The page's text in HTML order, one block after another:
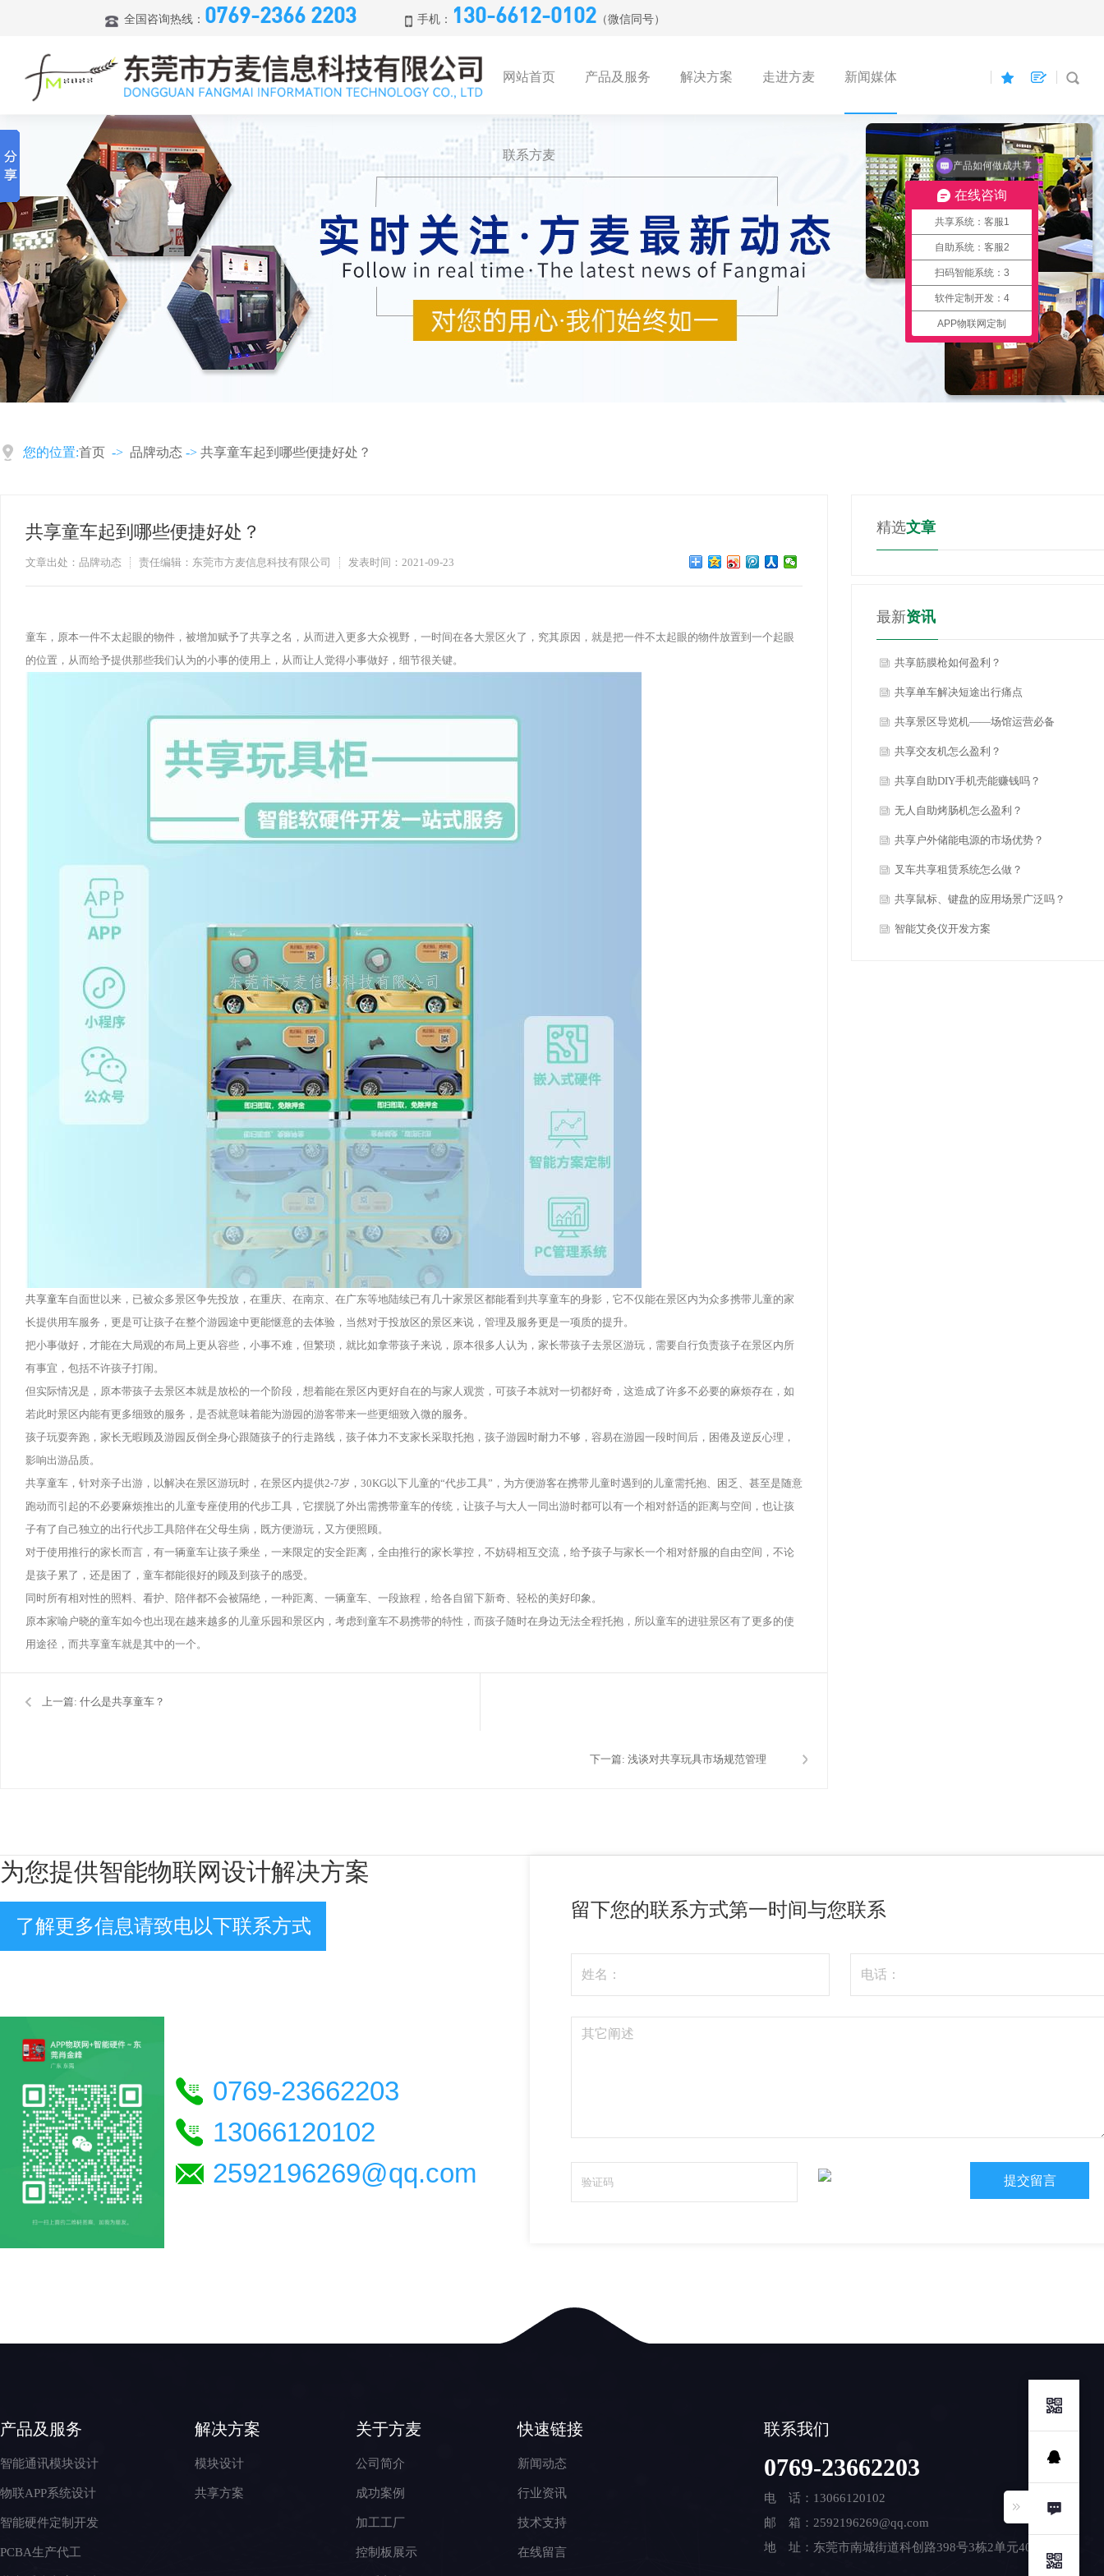
全国咨询热线： 0769-2366 2203 手机： 130-6612-0102 （微信同号）
网站首页 产品及服务 解决方案 走进方麦 新闻媒体
联系方麦
您的位置:首页 -> 品牌动态 -> 共享童车起到哪些便捷好处？
共享童车起到哪些便捷好处？
文章出处：品牌动态 责任编辑：东莞市方麦信息科技有限公司 发表时间：2021-09-23
童车，原本一件不太起眼的物件，被增加赋予了共享之名，从而进入更多大众视野，一时间在各大景区火了，究其原因，就是把一件不太起眼的物件放置到一个起眼
的位置，从而给予提供那些我们认为的小事的使用上，从而让人觉得小事做好，细节很关键。
共享童车自面世以来，已被众多景区争先投放，在重庆、在南京、在广东等地陆续已有几十家景区都能看到共享童车的身影，它不仅能在景区内为众多携带儿童的家
长提供用车服务，更是可让孩子在整个游园途中更能惬意的去体验，当然对于投放区的景区来说，管理及服务更是一项质的提升。
把小事做好，才能在大局观的布局上更从容些，小事不难，但繁琐，就比如拿带孩子来说，原本很多人认为，家长带孩子去景区游玩，需要自行负责孩子在景区内所
有事宜，包括不许孩子打闹。
但实际情况是，原本带孩子去景区本就是放松的一个阶段，想着能在景区内更好自在的与家人观赏，可孩子本就对一切都好奇，这造成了许多不必要的麻烦存在，如
若此时景区内能有更多细致的服务，是否就意味着能为游园的游客带来一些更细致入微的服务。
孩子玩耍奔跑，家长无暇顾及游园反倒全身心跟随孩子的行走路线，孩子体力不支家长采取托抱，孩子游园时耐力不够，容易在游园一段时间后，困倦及逆反心理，
影响出游品质。
共享童车，针对亲子出游，以解决在景区游玩时，在景区内提供2-7岁，30KG以下儿童的“代步工具”，为方便游客在携带儿童时遇到的儿童需托抱、困乏、甚至是随意
跑动而引起的不必要麻烦推出的儿童专座使用的代步工具，它摆脱了外出需携带童车的传统，让孩子与大人一同出游时都可以有一个相对舒适的距离与空间，也让孩
子有了自己独立的出行代步工具陪伴在父母生病，既方便游玩，又方便照顾。
对于使用推行的家长而言，有一辆童车让孩子乘坐，一来限定的安全距离，全由推行的家长掌控，不妨碍相互交流，给予孩子与家长一个相对舒服的自由空间，不论
是孩子累了，还是困了，童车都能很好的顾及到孩子的感受。
同时所有相对性的照料、看护、陪伴都不会被隔绝，一种距离、一辆童车、一段旅程，给各自留下新奇、轻松的美好印象。
原本家喻户晓的童车如今也出现在越来越多的儿童乐园和景区内，考虑到童车不易携带的特性，而孩子随时在身边无法全程托抱，所以童车的进驻景区有了更多的使
用途径，而共享童车就是其中的一个。
上一篇: 什么是共享童车？
下一篇: 浅谈对共享玩具市场规范管理
精选文章
最新资讯
共享筋膜枪如何盈利？
共享单车解决短途出行痛点
共享景区导览机——场馆运营必备
共享交友机怎么盈利？
共享自助DIY手机壳能赚钱吗？
无人自助烤肠机怎么盈利？
共享户外储能电源的市场优势？
叉车共享租赁系统怎么做？
共享鼠标、键盘的应用场景广泛吗？
智能艾灸仪开发方案
为您提供智能物联网设计解决方案
了解更多信息请致电以下联系方式
0769-23662203
13066120102
2592196269@qq.com
留下您的联系方式第一时间与您联系
产品及服务
智能通讯模块设计
物联APP系统设计
智能硬件定制开发
PCBA生产代工
解决方案
模块设计
共享方案
关于方麦
公司简介
成功案例
加工工厂
控制板展示
快速链接
新闻动态
行业资讯
技术支持
在线留言
联系我们
0769-23662203
电 话：13066120102
邮 箱：2592196269@qq.com
地 址：东莞市南城街道科创路398号3栋2单元408室
在线咨询
共享系统：客服1
自助系统：客服2
扫码智能系统：3
软件定制开发：4
APP物联网定制
产品如何做成共享